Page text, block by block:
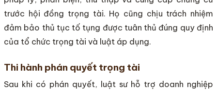
trước hội đồng trọng tài. Họ cũng chịu trách nhiệm
đảm bảo thủ tục tố tụng được tuân thủ đúng quy định
của tổ chức trọng tài và luật áp dụng.
Thi hành phán quyết trọng tài
Sau khi có phán quyết, luật sư hỗ trợ doanh nghiệp